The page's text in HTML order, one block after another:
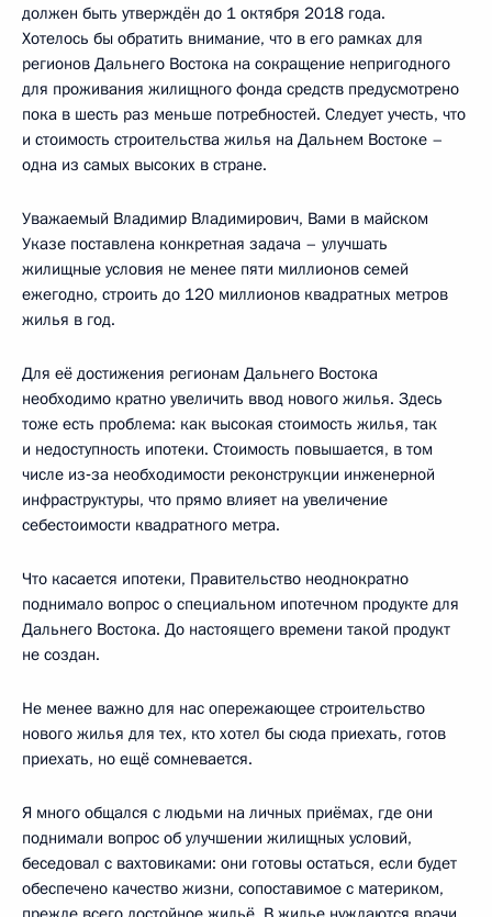
должен быть утверждён до 1 октября 2018 года.
Хотелось бы обратить внимание, что в его рамках для
регионов Дальнего Востока на сокращение непригодного
для проживания жилищного фонда средств предусмотрено
пока в шесть раз меньше потребностей. Следует учесть, что
и стоимость строительства жилья на Дальнем Востоке –
одна из самых высоких в стране.
Уважаемый Владимир Владимирович, Вами в майском
Указе поставлена конкретная задача – улучшать
жилищные условия не менее пяти миллионов семей
ежегодно, строить до 120 миллионов квадратных метров
жилья в год.
Для её достижения регионам Дальнего Востока
необходимо кратно увеличить ввод нового жилья. Здесь
тоже есть проблема: как высокая стоимость жилья, так
и недоступность ипотеки. Стоимость повышается, в том
числе из‑за необходимости реконструкции инженерной
инфраструктуры, что прямо влияет на увеличение
себестоимости квадратного метра.
Что касается ипотеки, Правительство неоднократно
поднимало вопрос о специальном ипотечном продукте для
Дальнего Востока. До настоящего времени такой продукт
не создан.
Не менее важно для нас опережающее строительство
нового жилья для тех, кто хотел бы сюда приехать, готов
приехать, но ещё сомневается.
Я много общался с людьми на личных приёмах, где они
поднимали вопрос об улучшении жилищных условий,
беседовал с вахтовиками: они готовы остаться, если будет
обеспечено качество жизни, сопоставимое с материком,